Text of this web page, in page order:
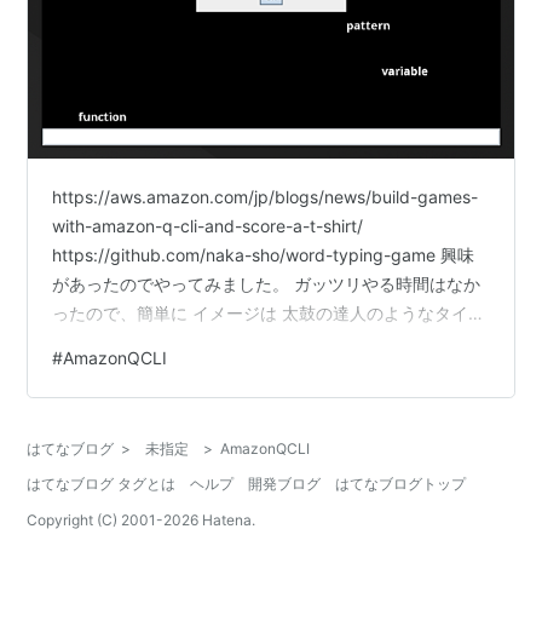
https://aws.amazon.com/jp/blogs/news/build-games-
with-amazon-q-cli-and-score-a-t-shirt/
https://github.com/naka-sho/word-typing-game 興味
があったのでやってみました。 ガッツリやる時間はなか
ったので、簡単に イメージは 太鼓の達人のようなタイミ
す。 オンラインではなく、オフライン Java Swing で
す。 初回は以下の指定をしました。 太鼓の達人のような
語はJ…
#AmazonQCLI
はてなブログ > 未指定 > AmazonQCLI
はてなブログ タグとは
ヘルプ 開発ブログ
はてなブログトップ
Copyright (C) 2001-2026 Hatena.